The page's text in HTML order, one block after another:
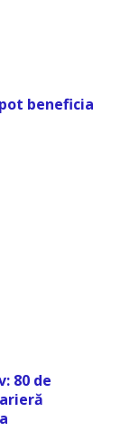
beneficia
80 de